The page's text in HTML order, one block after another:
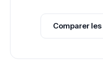
Comparer